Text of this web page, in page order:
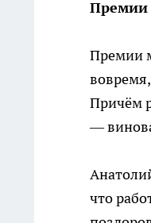
Премии
Премии
Причём
—
что